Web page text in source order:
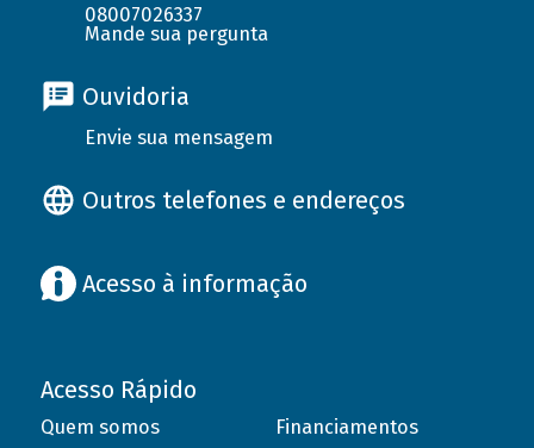
08007026337
Mande sua pergunta
Ouvidoria
Envie sua mensagem
Outros telefones e endereços
Acesso à informação
Acesso Rápido
Quem somos
Financiamentos